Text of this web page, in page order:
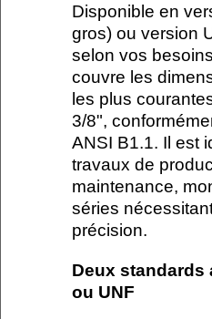
Disponible en
gros) ou version
selon vos
couvre les
les plus
3/8",
ANSI B1.1. Il est
travaux de
maintenance,
séries
précision.
Deux standards
ou UNF